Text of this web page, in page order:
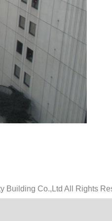
Building Co.,Ltd All Rights